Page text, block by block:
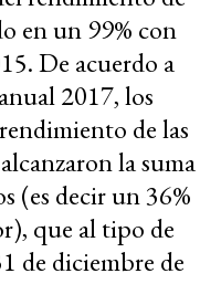
en un 99% con
De acuerdo a
2017, los
de las
la suma
(es decir un 36%
que al tipo de
de diciembre de